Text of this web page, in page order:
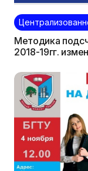
Методика
2018-19гг.